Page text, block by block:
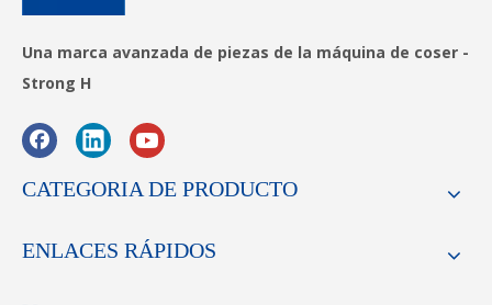
Una marca avanzada de piezas de la máquina de coser -
Strong H
CATEGORIA DE PRODUCTO
ENLACES RÁPIDOS